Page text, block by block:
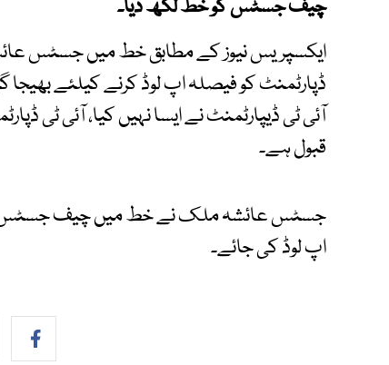
چیف جسٹس کو خط لکھ دیا۔
ڈپارٹمنٹ کو فیصلہ اپ لوڈ کرنے کیلئے
آئی ٹی ڈیپارٹمنٹ نے ایسا نہیں کیا، آئی ٹی
قبول ہے۔
جسٹس عائشہ ملک نے خط میں چیف جسٹس
اپ لوڈ کی جائے۔